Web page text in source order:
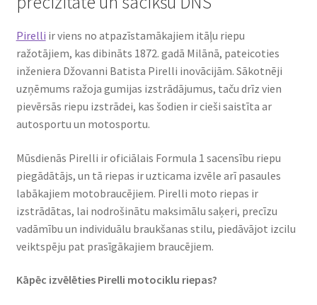
Continental
CST
Heidenau
Maxxis
Metzeler
Pirelli ir viens no atpazīstamākajiem itāļu riepu
ražotājiem, kas dibināts 1872. gadā Milānā, pateicoties
inženiera Džovanni Batista Pirelli inovācijām. Sākotnēji
uzņēmums ražoja gumijas izstrādājumus, taču drīz vien
pievērsās riepu izstrādei, kas šodien ir cieši saistīta ar
autosportu un motosportu.
Mūsdienās Pirelli ir oficiālais Formula 1 sacensību riepu
piegādātājs, un tā riepas ir uzticama izvēle arī pasaules
labākajiem motobraucējiem. Pirelli moto riepas ir
izstrādātas, lai nodrošinātu maksimālu saķeri, precīzu
vadāmību un individuālu braukšanas stilu, piedāvājot izcilu
veiktspēju pat prasīgākajiem braucējiem.
Kāpēc izvēlēties Pirelli motociklu riepas?